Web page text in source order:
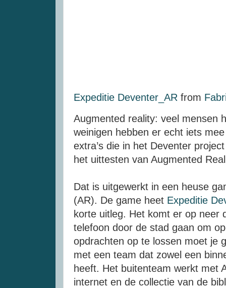
Expeditie Deventer_AR from
Augmented reality: veel mensen
weinigen hebben er echt iets
extra’s die in het Deventer
het uittesten van Augmented
Dat is uitgewerkt in een heuse
(AR). De game heet Expeditie
korte uitleg. Het komt er op neer
telefoon door de stad gaan om
opdrachten op te lossen moet je
met een team dat zowel een
heeft. Het buitenteam werkt met
internet en de collectie van de